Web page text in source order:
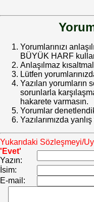
Yorumlarınızı
BÜYÜK HARF
Anlaşılmaz
Lütfen
Yazılan yorumların
sorunlarla
hakarete varmasın.
Yorumlar
Yazılarımızda
Yukarıdaki Sözleşmeyi/
'Evet'
Yazın:
İsim:
E-mail: